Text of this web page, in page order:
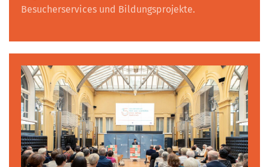
Besucherservices und Bildungsprojekte.